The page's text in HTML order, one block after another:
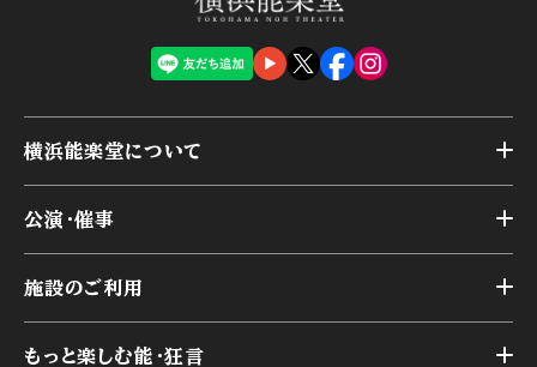
横浜能楽堂について
横浜能楽堂が取り組んだ事業
能舞台の歴史と特徴
様々なお客様に向けて
公演・催事
アーカイブ
施設のご利用
もっと楽しむ能・狂言